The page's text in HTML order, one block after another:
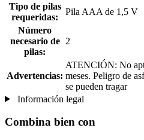
Tipo de pilas
requeridas:
Pila AAA de 1,5 V
Número
necesario de
pilas:
2
Advertencias:
ATENCIÓN: No
meses. Peligro de
se pueden tragar
Información legal
Combina bien con